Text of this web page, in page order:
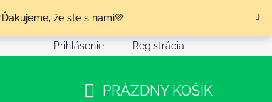
že ste s nami💚
Podmienky ochrany osobných údajov
Prihlásenie Registrácia
PRÁZDNY KOŠÍK